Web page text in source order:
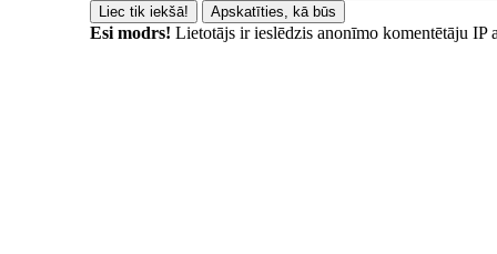
Esi modrs! Lietotājs ir ieslēdzis anonīmo komentētāju IP